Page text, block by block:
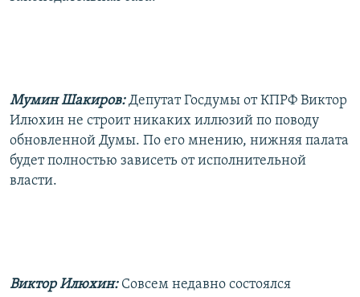
Мумин Шакиров: Депутат Госдумы от КПРФ Виктор
Илюхин не строит никаких иллюзий по поводу
обновленной Думы. По его мнению, нижняя палата
будет полностью зависеть от исполнительной
власти.
Виктор Илюхин: Совсем недавно состоялся